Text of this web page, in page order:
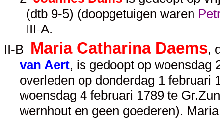
(dtb 9-5) (doopgetuigen waren
III-A.
II-B Maria Catharina Daems,
van Aert, is gedoopt op woensdag
overleden op donderdag 1 februari
woensdag 4 februari 1789 te
wernhout en geen goederen).